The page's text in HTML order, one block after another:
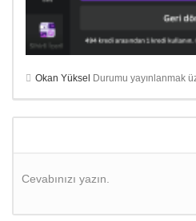
Okan Yüksel Durumu yayınlanmak
Cevabınızı yazın.